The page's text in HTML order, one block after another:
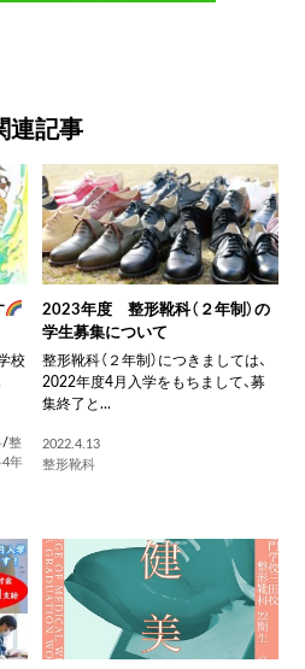
連記事
校
/整
年
2023年度 整形靴科（２年制）の
学生募集について
整形靴科（２年制）につきましては、
2022年度4月入学をもちまして、募
集終了と...
2022.4.13
整形靴科